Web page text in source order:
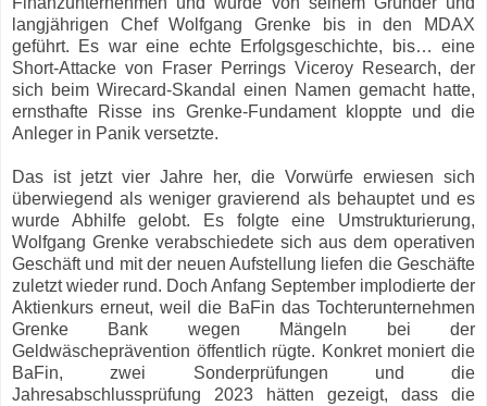
langjährigen Chef Wolfgang Grenke bis in den MDAX
geführt. Es war eine echte Erfolgsgeschichte, bis… eine
Short-Attacke von Fraser Perrings Viceroy Research, der
sich beim Wirecard-Skandal einen Namen gemacht hatte,
ernsthafte Risse ins Grenke-Fundament kloppte und die
Anleger in Panik versetzte.
Das ist jetzt vier Jahre her, die Vorwürfe erwiesen sich
überwiegend als weniger gravierend als behauptet und es
wurde Abhilfe gelobt. Es folgte eine Umstrukturierung,
Wolfgang Grenke verabschiedete sich aus dem operativen
Geschäft und mit der neuen Aufstellung liefen die Geschäfte
zuletzt wieder rund. Doch Anfang September implodierte der
Aktienkurs erneut, weil die BaFin das Tochterunternehmen
Grenke Bank wegen Mängeln bei der
Geldwäscheprävention öffentlich rügte. Konkret moniert die
BaFin, zwei Sonderprüfungen und die
Jahresabschlussprüfung 2023 hätten gezeigt, dass die